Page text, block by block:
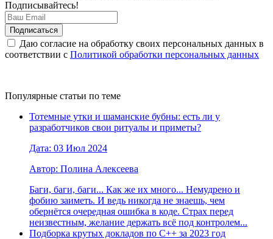
Подписывайтесь!
Даю согласие на обработку своих персональных данных в
соответствии с Политикой обработки персональных данных
Популярные статьи по теме
Тотемные утки и шаманские бубны: есть ли у
разработчиков свои ритуалы и приметы?
Дата: 03 Июл 2024
Автор: Полина Алексеева
Баги, баги, баги... Как же их много... Немудрено и
фобию заиметь. И ведь никогда не знаешь, чем
обернётся очередная ошибка в коде. Страх перед
неизвестным, желание держать всё под контролем...
Подборка крутых докладов по С++ за 2023 год